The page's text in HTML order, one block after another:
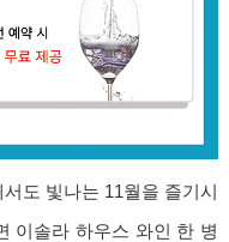
도 빛나는 11월을 즐기시
이솔라 하우스 와인 한 병